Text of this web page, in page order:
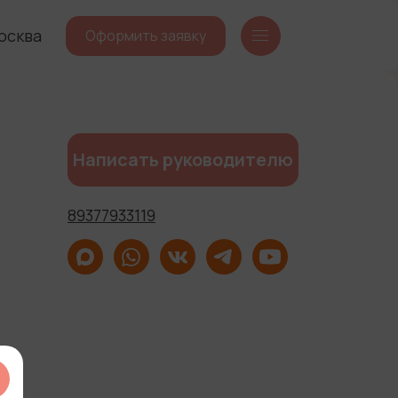
Оформить заявку
Написать руководителю
89377933119